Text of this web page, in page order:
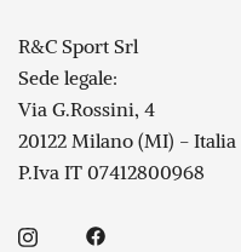
R&C Sport Srl
Sede legale:
Via G.Rossini, 4
20122 Milano (MI) - Italia
P.Iva IT 07412800968